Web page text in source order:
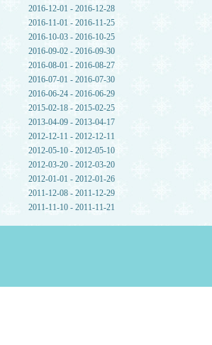
2016-12-01 - 2016-12-28
2016-11-01 - 2016-11-25
2016-10-03 - 2016-10-25
2016-09-02 - 2016-09-30
2016-08-01 - 2016-08-27
2016-07-01 - 2016-07-30
2016-06-24 - 2016-06-29
2015-02-18 - 2015-02-25
2013-04-09 - 2013-04-17
2012-12-11 - 2012-12-11
2012-05-10 - 2012-05-10
2012-03-20 - 2012-03-20
2012-01-01 - 2012-01-26
2011-12-08 - 2011-12-29
2011-11-10 - 2011-11-21